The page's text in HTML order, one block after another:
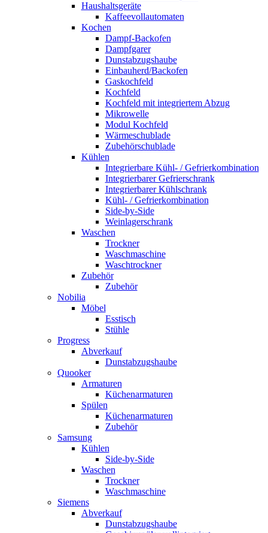
Haushaltsgeräte
Kaffeevollautomaten
Kochen
Dampf-Backofen
Dampfgarer
Dunstabzugshaube
Einbauherd/Backofen
Gaskochfeld
Kochfeld
Kochfeld mit integriertem Abzug
Mikrowelle
Modul Kochfeld
Wärmeschublade
Zubehörschublade
Kühlen
Integrierbare Kühl- / Gefrierkombination
Integrierbarer Gefrierschrank
Integrierbarer Kühlschrank
Kühl- / Gefrierkombination
Side-by-Side
Weinlagerschrank
Waschen
Trockner
Waschmaschine
Waschtrockner
Zubehör
Zubehör
Nobilia
Möbel
Esstisch
Stühle
Progress
Abverkauf
Dunstabzugshaube
Quooker
Armaturen
Küchenarmaturen
Spülen
Küchenarmaturen
Zubehör
Samsung
Kühlen
Side-by-Side
Waschen
Trockner
Waschmaschine
Siemens
Abverkauf
Dunstabzugshaube